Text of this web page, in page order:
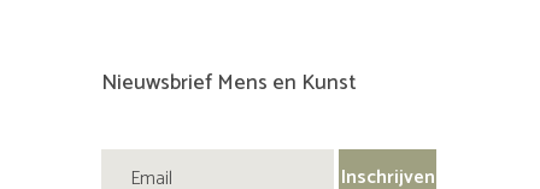
Nieuwsbrief Mens en Kunst